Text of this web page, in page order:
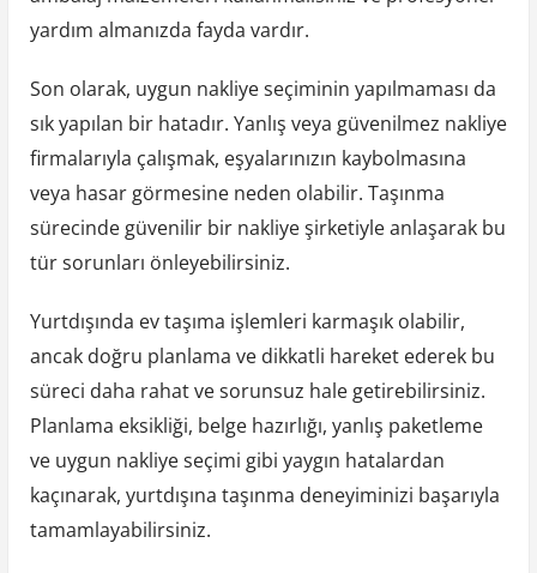
yardım almanızda fayda vardır.
Son olarak, uygun nakliye seçiminin yapılmaması da
sık yapılan bir hatadır. Yanlış veya güvenilmez nakliye
firmalarıyla çalışmak, eşyalarınızın kaybolmasına
veya hasar görmesine neden olabilir. Taşınma
sürecinde güvenilir bir nakliye şirketiyle anlaşarak bu
tür sorunları önleyebilirsiniz.
Yurtdışında ev taşıma işlemleri karmaşık olabilir,
ancak doğru planlama ve dikkatli hareket ederek bu
süreci daha rahat ve sorunsuz hale getirebilirsiniz.
Planlama eksikliği, belge hazırlığı, yanlış paketleme
ve uygun nakliye seçimi gibi yaygın hatalardan
kaçınarak, yurtdışına taşınma deneyiminizi başarıyla
tamamlayabilirsiniz.